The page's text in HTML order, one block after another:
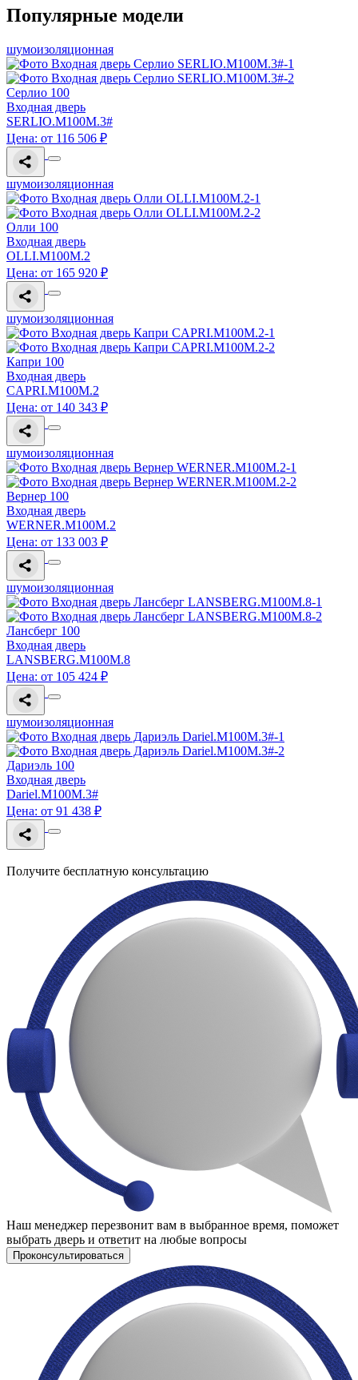
Популярные модели
шумоизоляционная
Серлио 100
Входная дверь
SERLIO.M100M.3#
Цена: от 116 506 ₽
шумоизоляционная
Олли 100
Входная дверь
OLLI.M100M.2
Цена: от 165 920 ₽
шумоизоляционная
Капри 100
Входная дверь
CAPRI.M100M.2
Цена: от 140 343 ₽
шумоизоляционная
Вернер 100
Входная дверь
WERNER.M100M.2
Цена: от 133 003 ₽
шумоизоляционная
Лансберг 100
Входная дверь
LANSBERG.M100M.8
Цена: от 105 424 ₽
шумоизоляционная
Дариэль 100
Входная дверь
Dariel.M100M.3#
Цена: от 91 438 ₽
Получите бесплатную консультацию
Наш менеджер перезвонит вам в выбранное время, поможет
выбрать дверь и ответит на любые вопросы
Проконсультироваться